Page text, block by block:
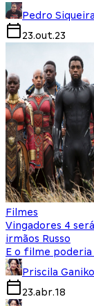
Pedro Siqueira
23.out.23
Filmes
Vingadores 4
irmãos Russo
E o filme
Priscila Ganiko
23.abr.18